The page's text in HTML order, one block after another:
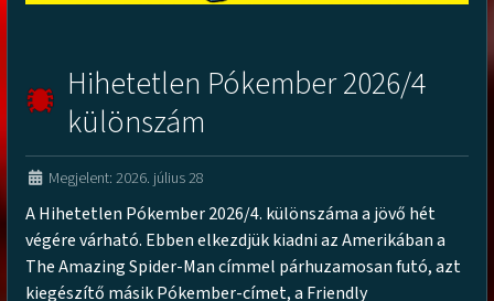
Hihetetlen Pókember 2026/4
különszám
Megjelent: 2026. július 28
A Hihetetlen Pókember 2026/4. különszáma a jövő hét
végére várható. Ebben elkezdjük kiadni az Amerikában a
The Amazing Spider-Man címmel párhuzamosan futó, azt
kiegészítő másik Pókember-címet, a Friendly